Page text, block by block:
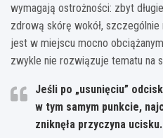
wymagają ostrożności: zbyt
zdrową skórę wokół,
jest w miejscu mocno
zwykle nie rozwiązuje tematu na
Jeśli po „usunięciu”
w tym samym punkcie,
zniknęła przyczyna ucisku.